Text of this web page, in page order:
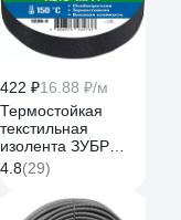
422 ₽16.88 ₽/м
Термостойкая
текстильная
изолента ЗУБР
Авто-Жгут 19 мм х
25 м 1236-2
4.8(29)